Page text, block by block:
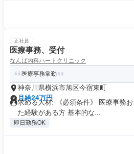
正社員
医療事務、受付
なんば内科ハートクリニック
医療事務常勤
神奈川県横浜市旭区今宿東町
月給24万円
求める人材: 《必須条件》 医療事務
た経験がある方 基本的な...
即日勤務OK